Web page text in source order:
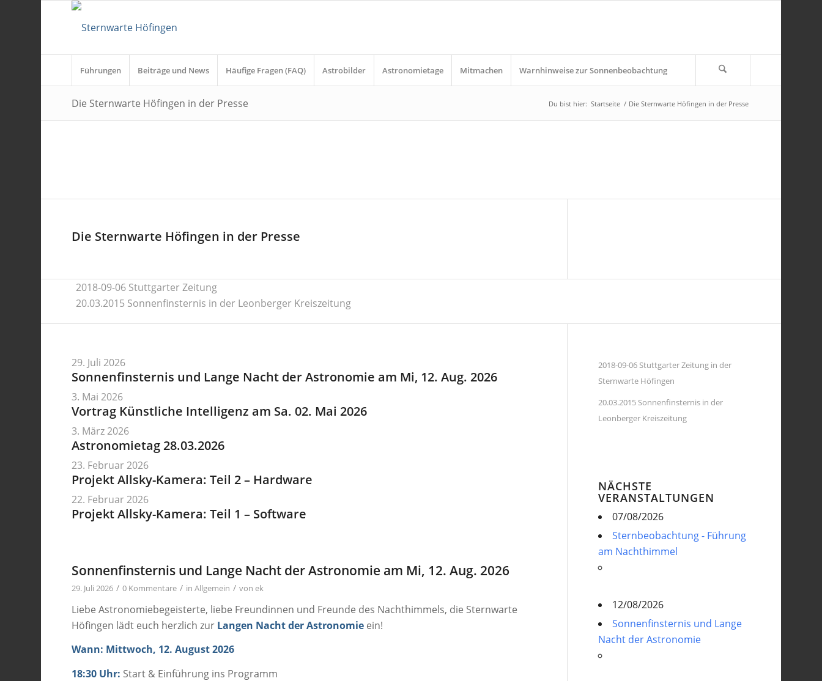
Führungen Beiträge und News Häufige Fragen (FAQ) Astrobilder Astronomietage Mitmachen Warnhinweise zur Sonnenbeobachtung
Die Sternwarte Höfingen in der Presse Du bist hier: Startseite / Die Sternwarte Höfingen in der Presse
Die Sternwarte Höfingen in der Presse
2018-09-06 Stuttgarter Zeitung
20.03.2015 Sonnenfinsternis in der Leonberger Kreiszeitung
29. Juli 2026
Sonnenfinsternis und Lange Nacht der Astronomie am Mi, 12. Aug. 2026
3. Mai 2026
Vortrag Künstliche Intelligenz am Sa. 02. Mai 2026
3. März 2026
Astronomietag 28.03.2026
23. Februar 2026
Projekt Allsky-Kamera: Teil 2 – Hardware
22. Februar 2026
Projekt Allsky-Kamera: Teil 1 – Software
Sonnenfinsternis und Lange Nacht der Astronomie am Mi, 12. Aug. 2026
29. Juli 2026 / 0 Kommentare / inAllgemein / vonek
Liebe Astronomiebegeisterte, liebe Freundinnen und Freunde des Nachthimmels, die Sternwarte
Höfingen lädt euch herzlich zur Langen Nacht der Astronomie ein!
Wann: Mittwoch, 12. August 2026
18:30 Uhr: Start & Einführung ins Programm
2018-09-06 Stuttgarter Zeitung in der
Sternwarte Höfingen
20.03.2015 Sonnenfinsternis in der
Leonberger Kreiszeitung
NÄCHSTE
VERANSTALTUNGEN
07/08/2026
Sternbeobachtung - Führung
am Nachthimmel
12/08/2026
Sonnenfinsternis und Lange
Nacht der Astronomie